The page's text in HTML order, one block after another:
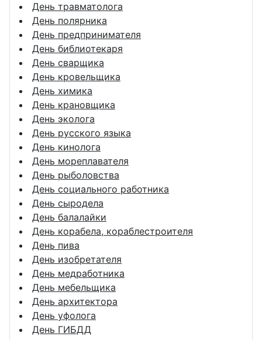
День травматолога
День полярника
День предпринимателя
День библиотекаря
День сварщика
День кровельщика
День химика
День крановщика
День эколога
День русского языка
День кинолога
День мореплавателя
День рыболовства
День социального работника
День сыродела
День балалайки
День корабела, кораблестроителя
День пива
День изобретателя
День медработника
День мебельщика
День архитектора
День уфолога
День ГИБДД